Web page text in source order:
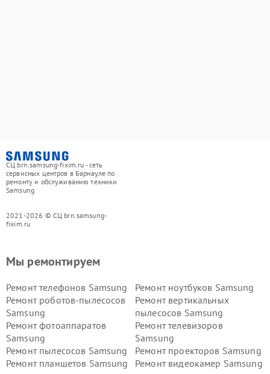
СЦ brn.samsung-fixim.ru - сеть
сервисных центров в Барнауле по
ремонту и обслуживанию техники
Samsung
2021-2026 © СЦ brn.samsung-
fixim.ru
Мы ремонтируем
Ремонт телефонов Samsung
Ремонт ноутбуков Samsung
Ремонт роботов-пылесосов
Samsung
Ремонт вертикальных
пылесосов Samsung
Ремонт фотоаппаратов
Samsung
Ремонт телевизоров
Samsung
Ремонт пылесосов Samsung
Ремонт проекторов Samsung
Ремонт планшетов Samsung
Ремонт видеокамер Samsung